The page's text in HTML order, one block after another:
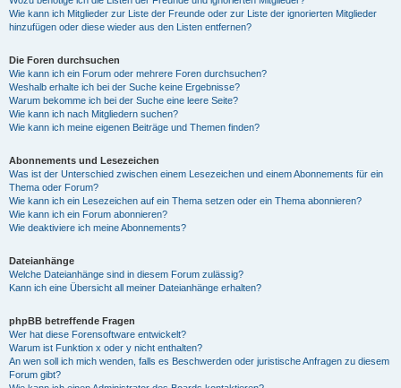
Wie kann ich Mitglieder zur Liste der Freunde oder zur Liste der ignorierten Mitglieder
hinzufügen oder diese wieder aus den Listen entfernen?
Die Foren durchsuchen
Wie kann ich ein Forum oder mehrere Foren durchsuchen?
Weshalb erhalte ich bei der Suche keine Ergebnisse?
Warum bekomme ich bei der Suche eine leere Seite?
Wie kann ich nach Mitgliedern suchen?
Wie kann ich meine eigenen Beiträge und Themen finden?
Abonnements und Lesezeichen
Was ist der Unterschied zwischen einem Lesezeichen und einem Abonnements für ein
Thema oder Forum?
Wie kann ich ein Lesezeichen auf ein Thema setzen oder ein Thema abonnieren?
Wie kann ich ein Forum abonnieren?
Wie deaktiviere ich meine Abonnements?
Dateianhänge
Welche Dateianhänge sind in diesem Forum zulässig?
Kann ich eine Übersicht all meiner Dateianhänge erhalten?
phpBB betreffende Fragen
Wer hat diese Forensoftware entwickelt?
Warum ist Funktion x oder y nicht enthalten?
An wen soll ich mich wenden, falls es Beschwerden oder juristische Anfragen zu diesem
Forum gibt?